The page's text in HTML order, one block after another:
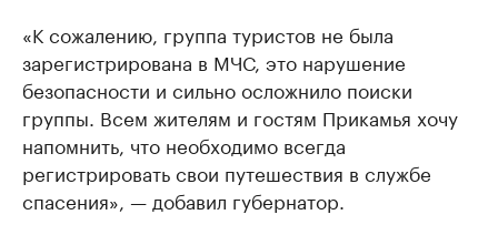
«К сожалению, группа туристов не была
зарегистрирована в МЧС, это нарушение
безопасности и сильно осложнило поиски
группы. Всем жителям и гостям Прикамья хочу
напомнить, что необходимо всегда
регистрировать свои путешествия в службе
спасения», — добавил губернатор.